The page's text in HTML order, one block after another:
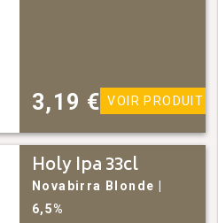
3,19 € VOIR PRODUIT
Holy Ipa 33cl
Novabirra Blonde
6,5%